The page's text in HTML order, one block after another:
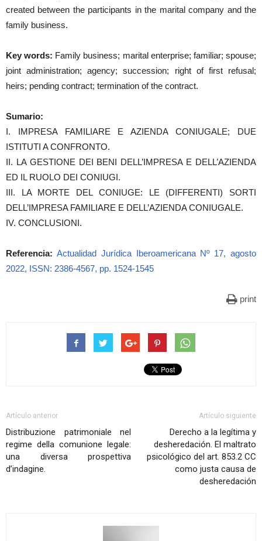
created between the participants in the marital company and the
family business.
Key words: Family business; marital enterprise; familiar; spouse;
joint administration; agency; succession; right of first refusal;
heirs; pending contract; termination of the contract.
Sumario:
I. IMPRESA FAMILIARE E AZIENDA CONIUGALE; DUE
ISTITUTI A CONFRONTO.
II. LA GESTIONE DEI BENI DELL’IMPRESA E DELL’AZIENDA
ED IL RUOLO DEI CONIUGI.
III. LA MORTE DEL CONIUGE: LE (DIFFERENTI) SORTI
DELL’IMPRESA FAMILIARE E DELL’AZIENDA CONIUGALE.
IV. CONCLUSIONI.
Referencia: Actualidad Jurídica Iberoamericana Nº 17, agosto
2022, ISSN: 2386-4567, pp. 1524-1545
print
Artículo anterior
Distribuzione patrimoniale nel
regime della comunione legale:
una diversa prospettiva
d’indagine.
Artículo siguiente
Derecho a la legítima y
desheredación. El maltrato
psicológico del art. 853.2 CC
como justa causa de
desheredación